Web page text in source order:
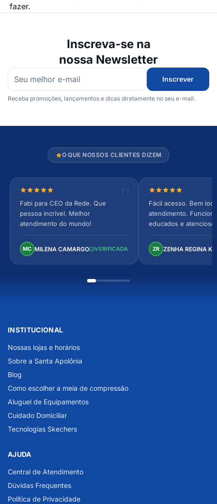
fazer.
Inscreva-se na
nossa Newsletter
Inscrever
Receba promoções, lançamentos e dicas diretamente no seu e-mail.
O QUE NOSSOS CLIENTES DIZEM
Nota 5 de 5 estrelas
Fabi para CEO da Rede. Que
pessoa incrível. Melhor
atendimento do mundo!
MC MILENA CAMARGO VERIFICADA
Nota 5 de 5
Fácil acesso. Bem
atendimento.
educados e
Perfeito!
ZR ZENHA REGINA
INSTITUCIONAL
Nossas lojas e horários
Sobre a Santa Apolônia
Blog
Como escolher a meia de compressão
Aluguel de Equipamentos
Cuidado Domiciliar
Tecnologias Skechers
AJUDA
Central de Atendimento
Dúvidas Frequentes
Política de Privacidade